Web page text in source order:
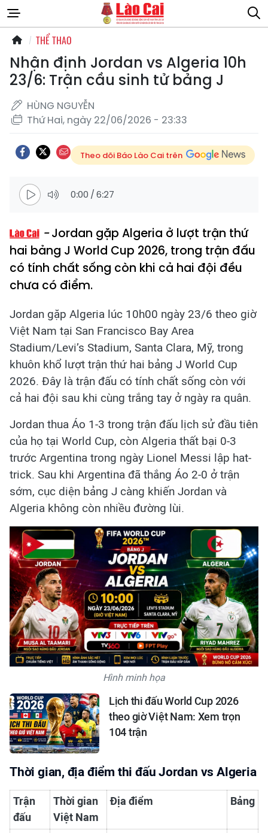
THỂ THAO
Nhận định Jordan vs Algeria 10h
23/6: Trận cầu sinh tử bảng J
HÙNG NGUYỄN
Thứ Hai, ngày 22/06/2026 - 23:33
Theo dõi Báo Lào Cai trên
0:00 /6:27
Jordan gặp Algeria ở lượt trận thứ
hai bảng J World Cup 2026, trong trận đấu
có tính chất sống còn khi cả hai đội đều
chưa có điểm.
Jordan gặp Algeria lúc 10h00 ngày 23/6 theo giờ
Việt Nam tại San Francisco Bay Area
Stadium/Levi’s Stadium, Santa Clara, Mỹ, trong
khuôn khổ lượt trận thứ hai bảng J World Cup
2026. Đây là trận đấu có tính chất sống còn với
cả hai đội sau khi cùng trắng tay ở ngày ra quân.
Jordan thua Áo 1-3 trong trận đấu lịch sử đầu tiên
của họ tại World Cup, còn Algeria thất bại 0-3
trước Argentina trong ngày Lionel Messi lập hat-
trick. Sau khi Argentina đã thắng Áo 2-0 ở trận
sớm, cục diện bảng J càng khiến Jordan và
Algeria không còn nhiều đường lùi.
Hình minh họa
Lịch thi đấu World Cup 2026
theo giờ Việt Nam: Xem trọn
104 trận
Thời gian, địa điểm thi đấu Jordan vs Algeria
Trận
đấu
Thời gian
Việt Nam
Địa điểm Bảng